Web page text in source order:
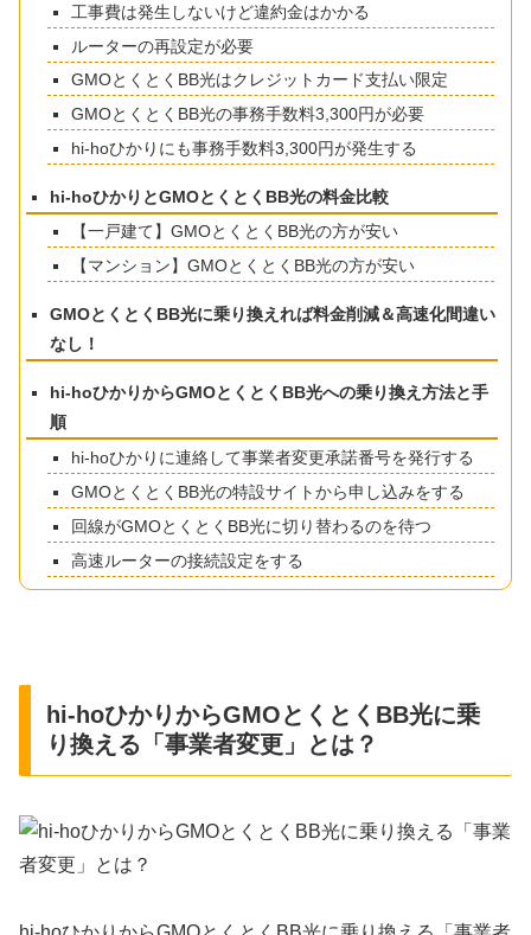
工事費は発生しないけど違約金はかかる
ルーターの再設定が必要
GMOとくとくBB光はクレジットカード支払い限定
GMOとくとくBB光の事務手数料3,300円が必要
hi-hoひかりにも事務手数料3,300円が発生する
hi-hoひかりとGMOとくとくBB光の料金比較
【一戸建て】GMOとくとくBB光の方が安い
【マンション】GMOとくとくBB光の方が安い
GMOとくとくBB光に乗り換えれば料金削減＆高速化間違い
なし！
hi-hoひかりからGMOとくとくBB光への乗り換え方法と手
順
hi-hoひかりに連絡して事業者変更承諾番号を発行する
GMOとくとくBB光の特設サイトから申し込みをする
回線がGMOとくとくBB光に切り替わるのを待つ
高速ルーターの接続設定をする
hi-hoひかりからGMOとくとくBB光に乗
り換える「事業者変更」とは？